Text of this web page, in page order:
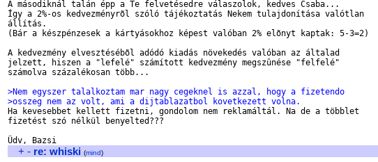
A másodiknál talán épp a Te felvetésedre válaszolok, kedves Csaba...
Így a 2%-os kedvezményrõl szóló tájékoztatás Nekem tulajdonítása valótlan
állítás.
(Bár a készpénzesek a kártyásokhoz képest valóban 2% elõnyt kaptak: 5-3=2)
A kedvezmény elvesztésébõl adódó kiadás növekedés valóban az általad
jelzett, hiszen a "lefelé" számított kedvezmény megszûnése "felfelé"
számolva százalékosan több...
>Nem egyszer talalkoztam mar nagy cegeknel is azzal, hogy a fizetendo
>osszeg nem az volt, ami a dijtablazatbol kovetkezett volna.
Ha kevesebbet kellett fizetni, gondolom nem reklamáltál. Na de a többlet
fizetést szó nélkül benyelted???
+ - re: whiski (mind)